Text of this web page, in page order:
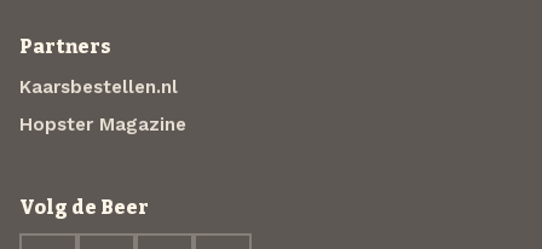
Partners
Kaarsbestellen.nl
Hopster Magazine
Volg de Beer